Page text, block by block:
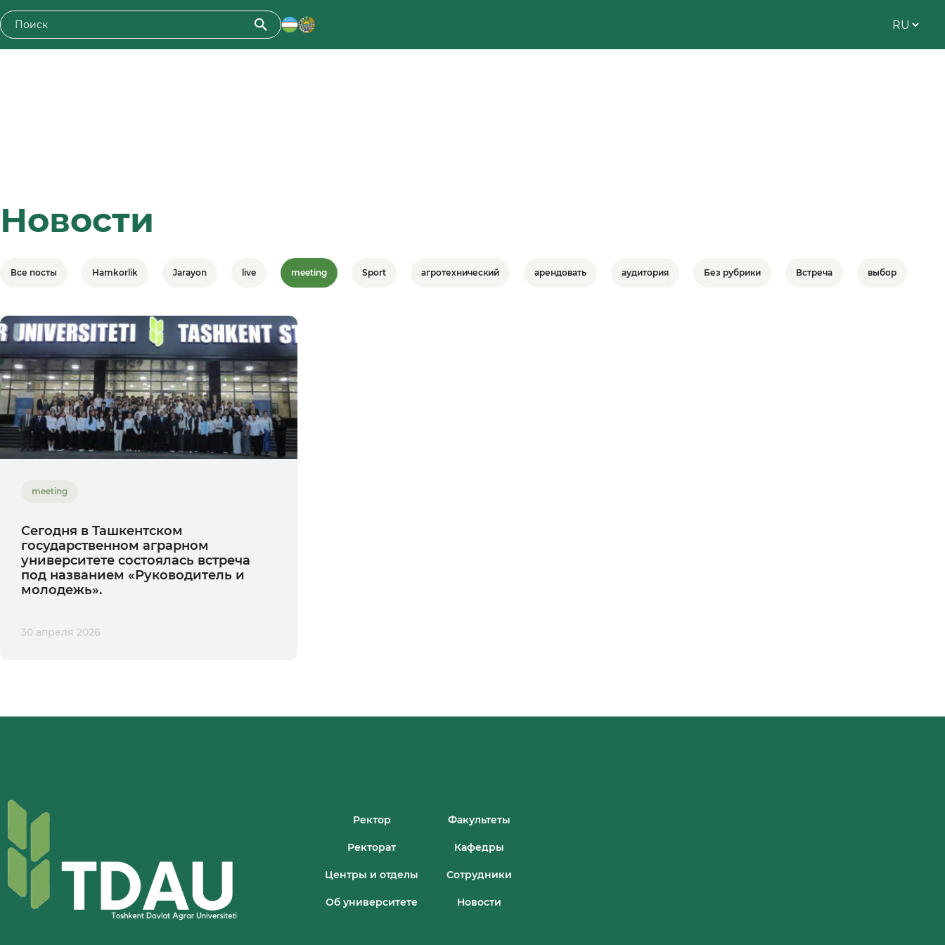
Новости
Все посты Hamkorlik Jarayon live meeting Sport агротехнический арендовать аудитория Без рубрики Встреча выбор
meeting
Сегодня в Ташкентском
государственном аграрном
университете состоялась встреча
под названием «Руководитель и
молодежь».
30 апреля 2026
Ректор Факультеты
Ректорат Кафедры
Центры и отделы Сотрудники
Об университете Новости